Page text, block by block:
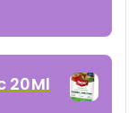
20Ml